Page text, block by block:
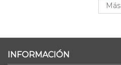
Más
INFORMACIÓN